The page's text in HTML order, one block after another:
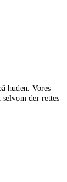
huden. Vores
selvom der rettes